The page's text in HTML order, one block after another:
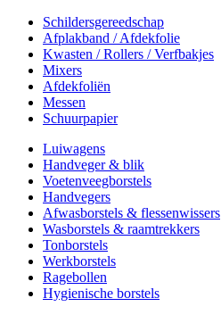
Schildersgereedschap
Afplakband / Afdekfolie
Kwasten / Rollers / Verfbakjes
Mixers
Afdekfoliën
Messen
Schuurpapier
Luiwagens
Handveger & blik
Voetenveegborstels
Handvegers
Afwasborstels & flessenwissers
Wasborstels & raamtrekkers
Tonborstels
Werkborstels
Ragebollen
Hygienische borstels